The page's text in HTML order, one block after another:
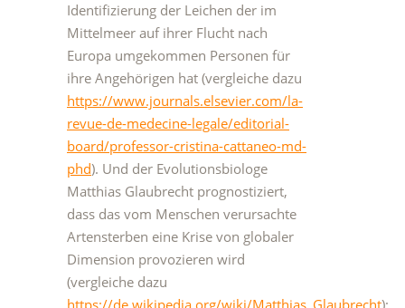
Identifizierung der Leichen der im
Mittelmeer auf ihrer Flucht nach
Europa umgekommen Personen für
ihre Angehörigen hat (vergleiche dazu
https://www.journals.elsevier.com/la-
revue-de-medecine-legale/editorial-
board/professor-cristina-cattaneo-md-
phd). Und der Evolutionsbiologe
Matthias Glaubrecht prognostiziert,
dass das vom Menschen verursachte
Artensterben eine Krise von globaler
Dimension provozieren wird
(vergleiche dazu
https://de.wikipedia.org/wiki/Matthias_Glaubrecht):